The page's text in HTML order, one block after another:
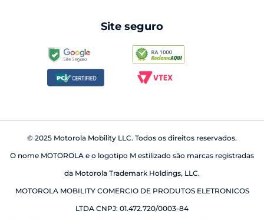
babá eletrônica
Site seguro
© 2025 Motorola Mobility LLC. Todos os direitos reservados.
O nome MOTOROLA e o logotipo M estilizado são marcas registradas
da Motorola Trademark Holdings, LLC.
MOTOROLA MOBILITY COMERCIO DE PRODUTOS ELETRONICOS
LTDA CNPJ: 01.472.720/0003-84